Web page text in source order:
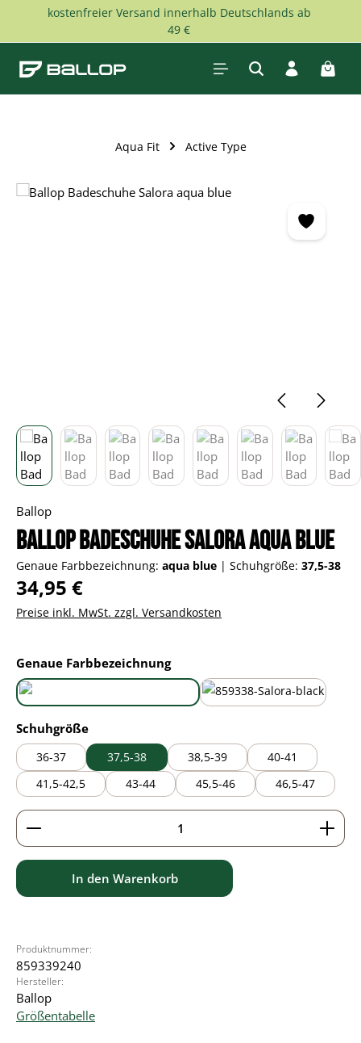
Zum Hauptinhalt springen
kostenfreier Versand innerhalb Deutschlands ab
49 €
Aqua Fit Active Type
Bildergalerie überspringen
Ballop
Ballop Badeschuhe Salora aqua blue
Genaue Farbbezeichnung: aqua blue | Schuhgröße: 37,5-38
Regulärer Preis:
34,95 €
Preise inkl. MwSt. zzgl. Versandkosten
Genaue Farbbezeichnungauswählen
aqua blue
Schuhgrößeauswählen
36-37 37,5-38 38,5-39
40-41
41,5-42,5
43-44 45,5-46 46,5-47
Produkt Anzahl: Gib den gewünschten Wert ein
In den Warenkorb
Produktnummer:
859339240
Hersteller:
Ballop
Größentabelle